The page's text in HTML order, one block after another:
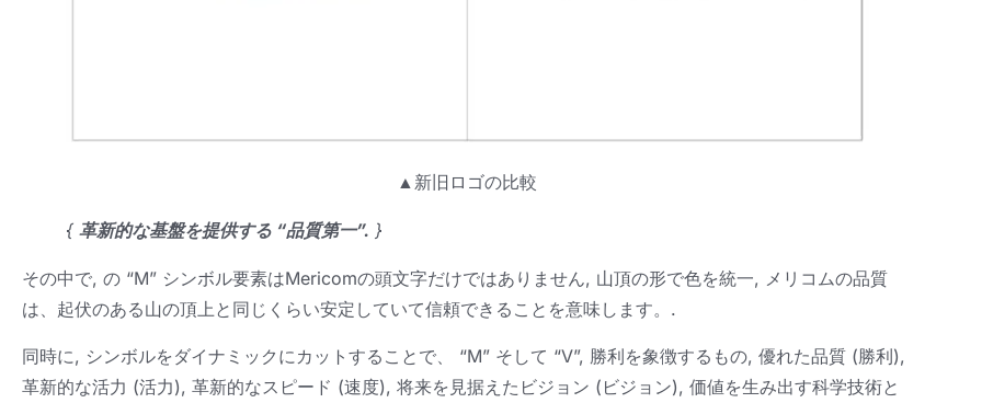
▲新旧ロゴの比較
{ 革新的な基盤を提供する “品質第一”. }
その中で, の “M” シンボル要素はMericomの頭文字だけではありません, 山頂の形で色を統一, メリコムの品質
は、起伏のある山の頂上と同じくらい安定していて信頼できることを意味します。.
同時に, シンボルをダイナミックにカットすることで、 “M” そして “V”, 勝利を象徴するもの, 優れた品質 (勝利),
革新的な活力 (活力), 革新的なスピード (速度), 将来を見据えたビジョン (ビジョン), 価値を生み出す科学技術と